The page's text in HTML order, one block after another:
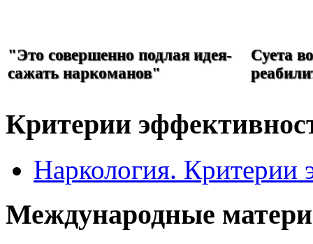
"Это совершенно подлая идея-
сажать наркоманов"
Суета
Критерии
Наркология. Критерии
Международные